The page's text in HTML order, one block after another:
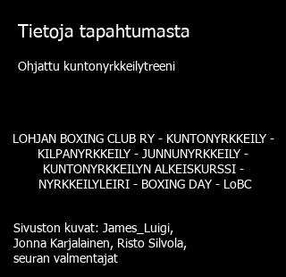
Tietoja tapahtumasta
Ohjattu kuntonyrkkeilytreeni
LOHJAN BOXING CLUB RY - KUNTONYRKKEILY -
KILPANYRKKEILY - JUNNUNYRKKEILY -
KUNTONYRKKEILYN ALKEISKURSSI -
NYRKKEILYLEIRI - BOXING DAY - LoBC
Sivuston kuvat: James_Luigi,
Jonna Karjalainen, Risto Silvola,
seuran valmentajat